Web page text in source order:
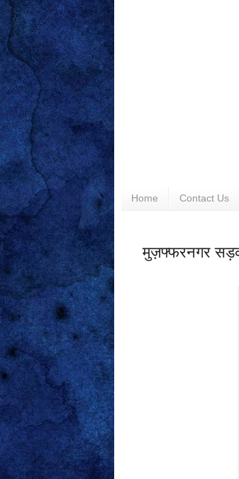
Home Contact Us
मुज़फ्फरनगर सड़क